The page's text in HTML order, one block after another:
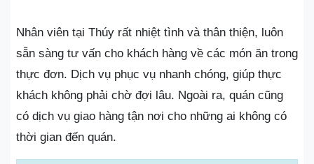
Nhân viên tại Thúy rất nhiệt tình và thân thiện, luôn
sẵn sàng tư vấn cho khách hàng về các món ăn trong
thực đơn. Dịch vụ phục vụ nhanh chóng, giúp thực
khách không phải chờ đợi lâu. Ngoài ra, quán cũng
có dịch vụ giao hàng tận nơi cho những ai không có
thời gian đến quán.